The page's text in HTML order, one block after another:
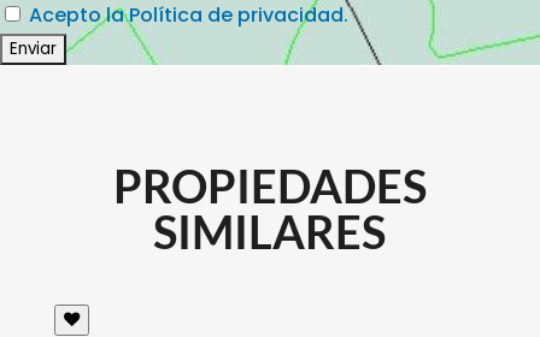
Acepto la Política de privacidad.
PROPIEDADES
SIMILARES